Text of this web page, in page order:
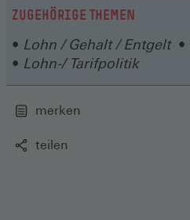
ZUGEHÖRIGE THEMEN
Lohn / Gehalt / Entgelt
Lohn-/ Tarifpolitik
merken
teilen